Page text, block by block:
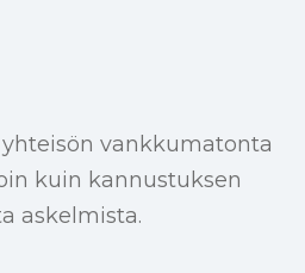
vankkumatonta
kuin kannustuksen
askelmista.